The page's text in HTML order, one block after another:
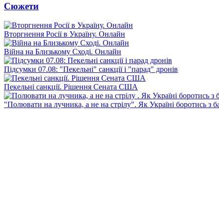
Сюжети
Вторгнення Росії в Україну. Онлайн
Війна на Близькому Сході. Онлайн
Підсумки 07.08: "Пекельні" санкції і "парад" дронів
Пекельні санкції. Рішення Сената США
"Полювати на лучника, а не на стрілу". Як Україні боротись з